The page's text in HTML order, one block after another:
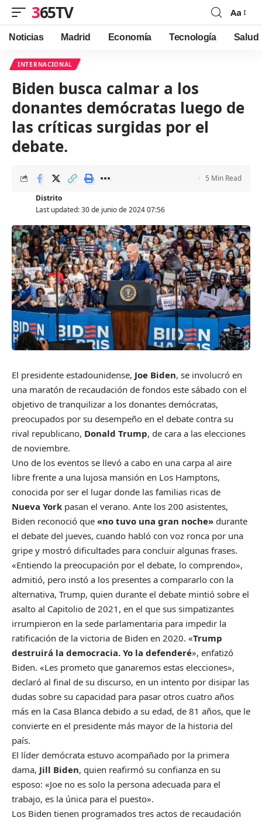
365TV
Font
Resizer
Aa
Noticias Madrid Economía Tecnología Salud
INTERNACIONAL
Biden busca calmar a los
donantes demócratas luego de
las críticas surgidas por el
debate.
Last updated: 30 de junio de 2024 07:56
Distrito
5 Min Read
El presidente estadounidense, Joe Biden, se involucró en
una maratón de recaudación de fondos este sábado con el
objetivo de tranquilizar a los donantes demócratas,
preocupados por su desempeño en el debate contra su
rival republicano, Donald Trump, de cara a las elecciones
de noviembre.
Uno de los eventos se llevó a cabo en una carpa al aire
libre frente a una lujosa mansión en Los Hamptons,
conocida por ser el lugar donde las familias ricas de
Nueva York pasan el verano. Ante los 200 asistentes,
Biden reconoció que «no tuvo una gran noche» durante
el debate del jueves, cuando habló con voz ronca por una
gripe y mostró dificultades para concluir algunas frases.
«Entiendo la preocupación por el debate, lo comprendo»,
admitió, pero instó a los presentes a compararlo con la
alternativa, Trump, quien durante el debate mintió sobre el
asalto al Capitolio de 2021, en el que sus simpatizantes
irrumpieron en la sede parlamentaria para impedir la
ratificación de la victoria de Biden en 2020. «Trump
destruirá la democracia. Yo la defenderé», enfatizó
Biden. «Les prometo que ganaremos estas elecciones»,
declaró al final de su discurso, en un intento por disipar las
dudas sobre su capacidad para pasar otros cuatro años
más en la Casa Blanca debido a su edad, de 81 años, que le
convierte en el presidente más mayor de la historia del
país.
El líder demócrata estuvo acompañado por la primera
dama, Jill Biden, quien reafirmó su confianza en su
esposo: «Joe no es solo la persona adecuada para el
trabajo, es la única para el puesto».
Los Biden tienen programados tres actos de recaudación